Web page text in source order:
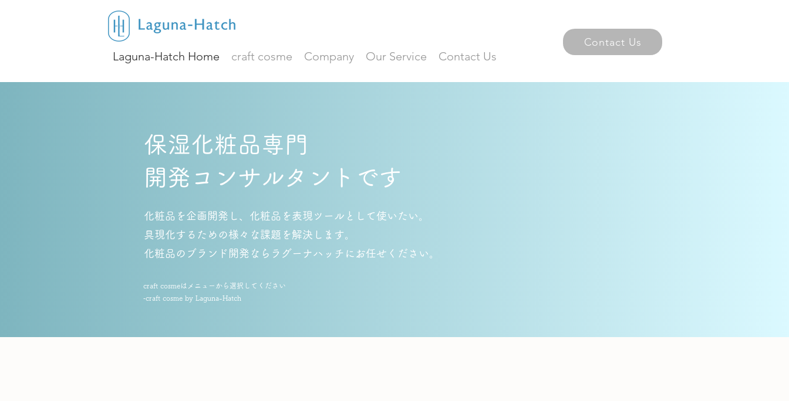
Laguna-Hatch Home craft cosme Company Our Service Contact Us
Contact Us
保湿化粧品専門
​開発コンサルタントです
化粧品を企画開発し、 化粧品を表現ツールとして使いたい。
具現化するための様々な課題を解決します。
化粧品のブランド開発ならラグーナハッチにお任せください。
craft cosmeはメニューから選択してください
‐craft cosme by Laguna-Hatch